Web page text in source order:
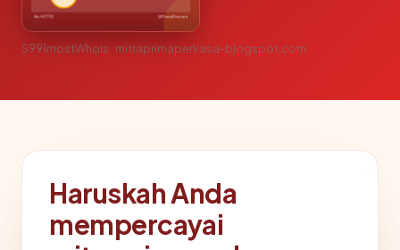
S991mostWhois · mitraprimaperkasa-blogspot.com
Haruskah Anda
mempercayai